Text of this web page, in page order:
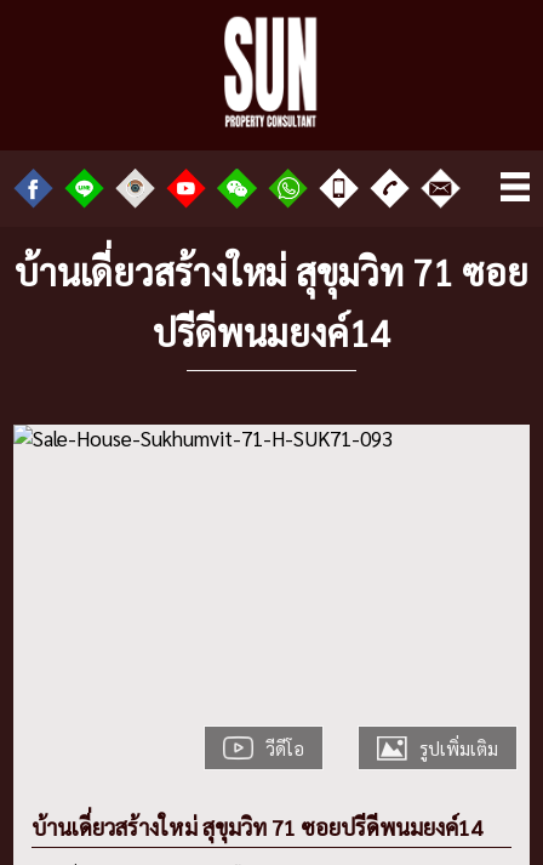
บ้านเดี่ยวสร้างใหม่ สุขุมวิท 71 ซอย
ปรีดีพนมยงค์14
วีดีโอ รูปเพิ่มเติม
บ้านเดี่ยวสร้างใหม่ สุขุมวิท 71 ซอยปรีดีพนมยงค์14